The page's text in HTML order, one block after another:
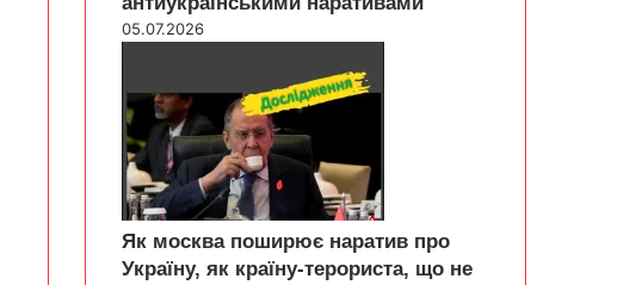
05.07.2026
Як москва поширює наратив про
Україну, як країну-терориста, що не